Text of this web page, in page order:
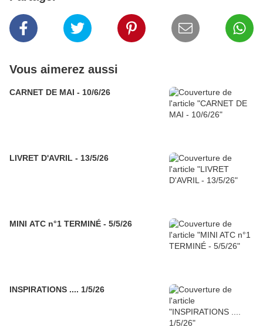
Vous aimerez aussi
CARNET DE MAI - 10/6/26
LIVRET D'AVRIL - 13/5/26
MINI ATC n°1 TERMINÉ - 5/5/26
INSPIRATIONS .... 1/5/26